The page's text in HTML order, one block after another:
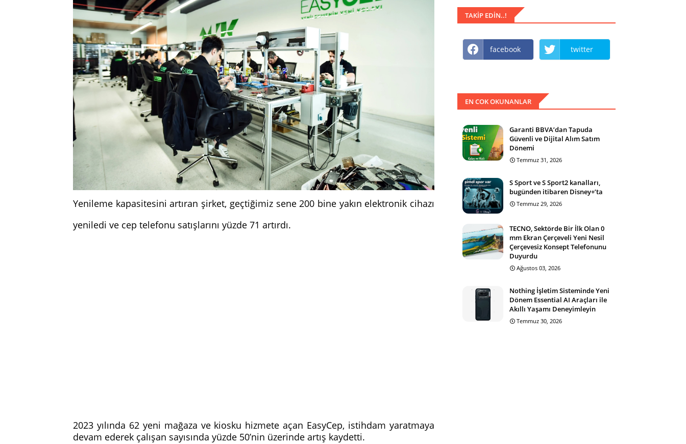
Yenileme kapasitesini artıran şirket, geçtiğimiz sene 200 bine yakın elektronik cihazı
yeniledi ve cep telefonu satışlarını yüzde 71 artırdı.
2023 yılında 62 yeni mağaza ve kiosku hizmete açan EasyCep, istihdam yaratmaya
devam ederek çalışan sayısında yüzde 50’nin üzerinde artış kaydetti.
TAKIP EDIN..!
facebook twitter
EN COK OKUNANLAR
Garanti BBVA’dan Tapuda
Güvenli ve Dijital Alım Satım
Dönemi
Temmuz 31, 2026
S Sport ve S Sport2 kanalları,
bugünden itibaren Disney+’ta
Temmuz 29, 2026
TECNO, Sektörde Bir İlk Olan 0
mm Ekran Çerçeveli Yeni Nesil
Çerçevesiz Konsept Telefonunu
Duyurdu
Ağustos 03, 2026
Nothing İşletim Sisteminde Yeni
Dönem Essential AI Araçları ile
Akıllı Yaşamı Deneyimleyin
Temmuz 30, 2026